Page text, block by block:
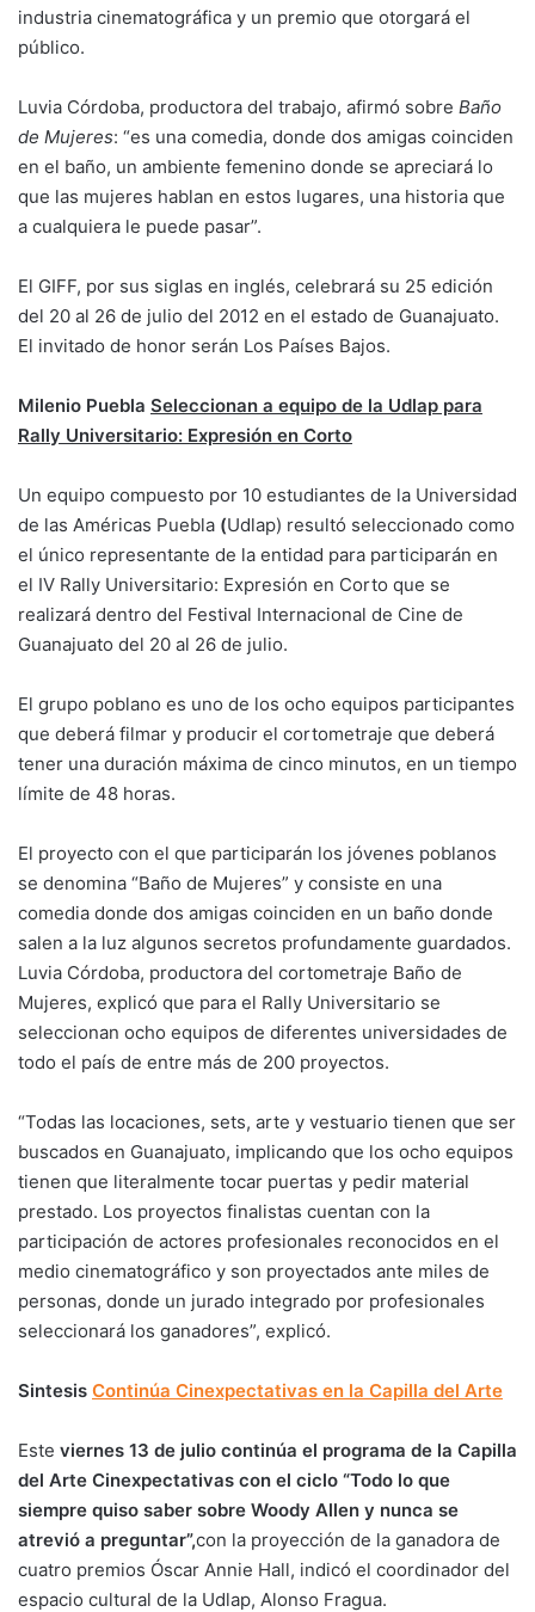
industria cinematográfica y un premio que otorgará el
público.
Luvia Córdoba, productora del trabajo, afirmó sobre Baño
de Mujeres: “es una comedia, donde dos amigas coinciden
en el baño, un ambiente femenino donde se apreciará lo
que las mujeres hablan en estos lugares, una historia que
a cualquiera le puede pasar”.
El GIFF, por sus siglas en inglés, celebrará su 25 edición
del 20 al 26 de julio del 2012 en el estado de Guanajuato.
El invitado de honor serán Los Países Bajos.
Milenio Puebla Seleccionan a equipo de la Udlap para
Rally Universitario: Expresión en Corto
Un equipo compuesto por 10 estudiantes de la Universidad
de las Américas Puebla (Udlap) resultó seleccionado como
el único representante de la entidad para participarán en
el IV Rally Universitario: Expresión en Corto que se
realizará dentro del Festival Internacional de Cine de
Guanajuato del 20 al 26 de julio.
El grupo poblano es uno de los ocho equipos participantes
que deberá filmar y producir el cortometraje que deberá
tener una duración máxima de cinco minutos, en un tiempo
límite de 48 horas.
El proyecto con el que participarán los jóvenes poblanos
se denomina “Baño de Mujeres” y consiste en una
comedia donde dos amigas coinciden en un baño donde
salen a la luz algunos secretos profundamente guardados.
Luvia Córdoba, productora del cortometraje Baño de
Mujeres, explicó que para el Rally Universitario se
seleccionan ocho equipos de diferentes universidades de
todo el país de entre más de 200 proyectos.
“Todas las locaciones, sets, arte y vestuario tienen que ser
buscados en Guanajuato, implicando que los ocho equipos
tienen que literalmente tocar puertas y pedir material
prestado. Los proyectos finalistas cuentan con la
participación de actores profesionales reconocidos en el
medio cinematográfico y son proyectados ante miles de
personas, donde un jurado integrado por profesionales
seleccionará los ganadores”, explicó.
Sintesis Continúa Cinexpectativas en la Capilla del Arte
Este viernes 13 de julio continúa el programa de la Capilla
del Arte Cinexpectativas con el ciclo “Todo lo que
siempre quiso saber sobre Woody Allen y nunca se
atrevió a preguntar”,con la proyección de la ganadora de
cuatro premios Óscar Annie Hall, indicó el coordinador del
espacio cultural de la Udlap, Alonso Fragua.